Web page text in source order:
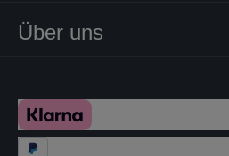
Über uns